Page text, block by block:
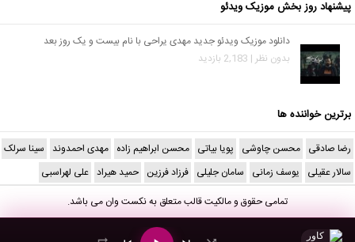
پیشنهاد روز بخش موزیک ویدئو
دانلود موزیک ویدئو جدید مهدی یراحی با نام بیست و یک روز بعد
بدون نظر | 2,183 بازدید
برترین خواننده ها
رضا صادقی محسن چاوشی پویا بیاتی محسن ابراهیم زاده مهدی احمدوند سینا سرلک
سالار عقیلی یوسف زمانی سامان جلیلی فرزاد فرزین حمید هیراد علی لهراسبی
تمامی حقوق و مالکیت قالب متعلق بهنکست وانمی باشد.